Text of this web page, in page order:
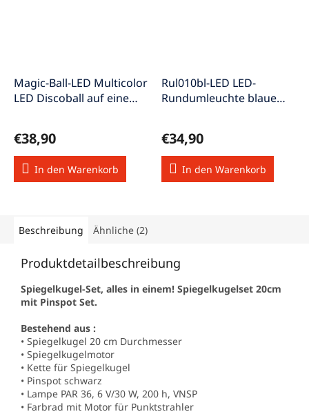
Magic-Ball-LED Multicolor
LED Discoball auf einem
€38,90
In den Warenkorb
Rul010bl-LED LED-
Rundumleuchte blaue
€34,90
In den Warenkorb
Beschreibung Ähnliche (2)
Produktdetailbeschreibung
Spiegelkugel-Set, alles in einem! Spiegelkugelset 20cm
mit Pinspot Set.
Bestehend aus :
• Spiegelkugel 20 cm Durchmesser
• Spiegelkugelmotor
• Kette für Spiegelkugel
• Pinspot schwarz
• Lampe PAR 36, 6 V/30 W, 200 h, VNSP
• Farbrad mit Motor für Punktstrahler